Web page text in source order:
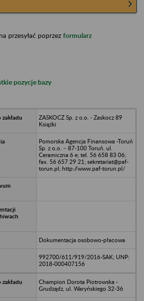
przesyłać poprzez formularz
pozycje bazy
ZASKOCZ Sp. z o.o. - Zaskocz 89
Książki
Pomorska Agencja Finansowa -Toruń
Sp. z o.o. – 87-100 Toruń, ul.
Ceramiczna 6 e; tel. 56 658 83 06;
fax. 56 657 29 21; sekretariat@paf-
torun.pl; http://www.paf-torun.pl/
Dokumentacja osobowo-płacowa
992700/611/919/2016-SAK; UNP:
2018-000407156
Champion Dorota Piotrowska -
Grudządz, ul. Waryńskiego 32-36